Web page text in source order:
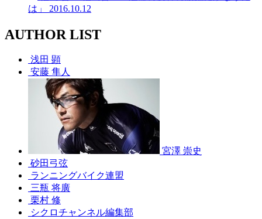
は」
2016.10.12
AUTHOR LIST
浅田 顕
安藤 隼人
宮澤 崇史
砂田弓弦
ランニングバイク連盟
三瓶 将廣
栗村 修
シクロチャンネル編集部